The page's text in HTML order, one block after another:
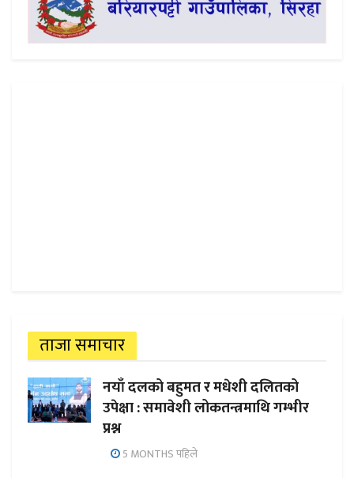
ताजा समाचार
नयाँ दलको बहुमत र मधेशी दलितको
उपेक्षा : समावेशी लोकतन्त्रमाथि गम्भीर
प्रश्न
5 MONTHS पहिले